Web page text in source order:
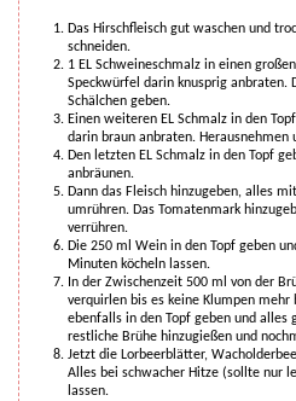
Das Hirschfleisch gut waschen und trocken tupfen. Zwiebeln in Würfel
schneiden.
1 EL Schweineschmalz in einen großen Topf geben und erhitzen.
Speckwürfel darin knusprig anbraten.
Schälchen geben.
Einen weiteren EL Schmalz in den Topf geben und Fleisch portionsweise
darin braun anbraten. Herausnehmen
Den letzten EL Schmalz in den Topf geben und dann die Zwiebeln leicht
anbräunen.
Dann das Fleisch hinzugeben, alles mit Salz und Pfeffer würzen und gut
umrühren. Das Tomatenmark
verrühren.
Die 250 ml Wein in den Topf geben und bei mittlerer Hitze ein paar
Minuten köcheln lassen.
verquirlen bis es keine Klumpen mehr
ebenfalls in den Topf geben und alles
restliche Brühe hinzugießen und
Jetzt die Lorbeerblätter, Wacholderbeeren und Zimtstangen hinzufügen.
Alles bei schwacher Hitze (sollte nur
lassen.